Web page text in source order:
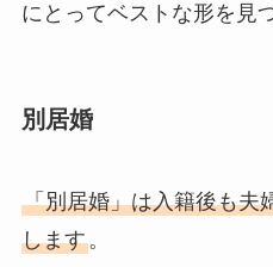
にとってベストな形を見
別居婚
「別居婚」は入籍後も夫
します。